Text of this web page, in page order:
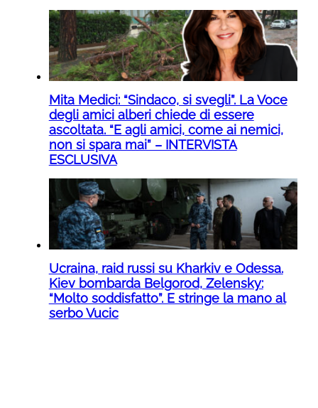
Mita Medici: “Sindaco, si svegli”. La Voce
degli amici alberi chiede di essere
ascoltata. “E agli amici, come ai nemici,
non si spara mai” – INTERVISTA
ESCLUSIVA
Ucraina, raid russi su Kharkiv e Odessa.
Kiev bombarda Belgorod, Zelensky:
“Molto soddisfatto”. E stringe la mano al
serbo Vucic